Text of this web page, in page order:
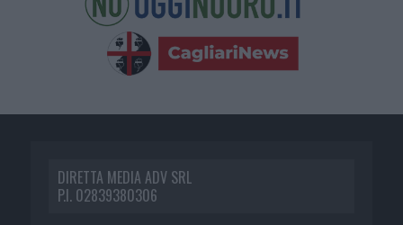
DIRETTA MEDIA ADV SRL
P.I. 02839380306